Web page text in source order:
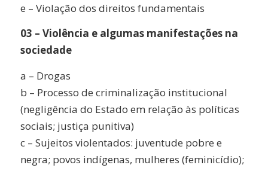
e – Violação dos direitos fundamentais
03 – Violência e algumas manifestações na
sociedade
a – Drogas
b – Processo de criminalização institucional
(negligência do Estado em relação às políticas
sociais; justiça punitiva)
c – Sujeitos violentados: juventude pobre e
negra; povos indígenas, mulheres (feminicídio);